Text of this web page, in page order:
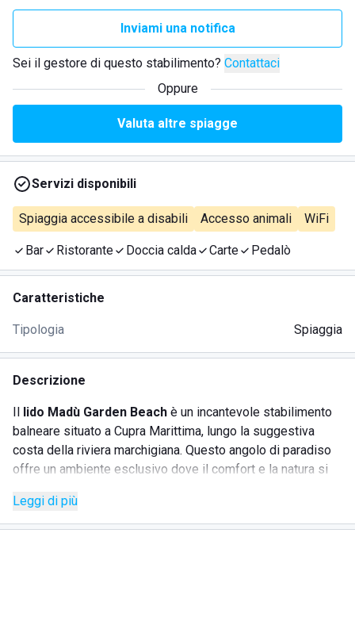
Inviami una notifica
Sei il gestore di questo stabilimento? Contattaci
Oppure
Valuta altre spiagge
Servizi disponibili
Spiaggia accessibile a disabili Accesso animali WiFi
Bar Ristorante Doccia calda Carte Pedalò
Caratteristiche
Tipologia Spiaggia
Descrizione
Il lido Madù Garden Beach è un incantevole stabilimento
balneare situato a Cupra Marittima, lungo la suggestiva
costa della riviera marchigiana. Questo angolo di paradiso
offre un ambiente esclusivo dove il comfort e la natura si
coppie in cerca di relax, il Madù Garden Beach promette
momenti di puro benessere. Tra i suoi punti di forza, l’ampia
Leggi di più